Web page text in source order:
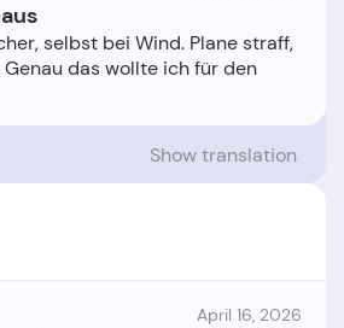
selbst bei Wind. Plane straff,
Genau das wollte ich für den
Show translation
April 16, 2026